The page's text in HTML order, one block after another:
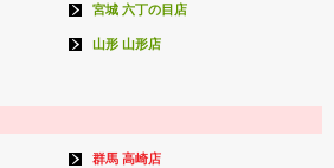
宮城 六丁の目店
山形 山形店
群馬 高崎店